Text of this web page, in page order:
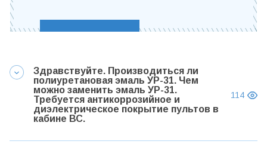
Здравствуйте. Производиться ли
полиуретановая эмаль УР-31. Чем
можно заменить эмаль УР-31.
Требуется антикоррозийное и
диэлектрическое покрытие пультов в
кабине ВС.
114